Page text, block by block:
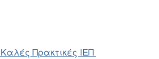
Πρακτικές ΙΕΠ